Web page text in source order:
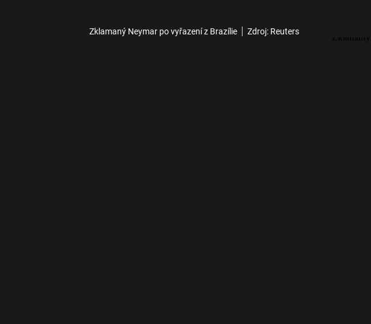
Zklamaný Neymar po vyřazení z Brazílie Zdroj: Reuters